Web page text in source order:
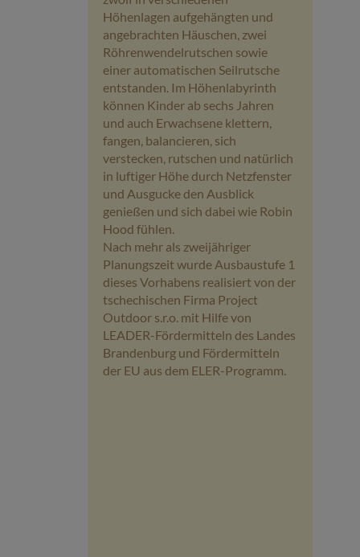
Höhenlagen aufgehängten und
angebrachten Häuschen, zwei
Röhrenwendelrutschen sowie
einer automatischen Seilrutsche
entstanden. Im Höhenlabyrinth
können Kinder ab sechs Jahren
und auch Erwachsene klettern,
fangen, balancieren, sich
verstecken, rutschen und natürlich
in luftiger Höhe durch Netzfenster
und Ausgucke den Ausblick
genießen und sich dabei wie Robin
Hood fühlen.
Nach mehr als zweijähriger
Planungszeit wurde Ausbaustufe 1
dieses Vorhabens realisiert von der
tschechischen Firma Project
Outdoor s.r.o. mit Hilfe von
LEADER-Fördermitteln des Landes
Brandenburg und Fördermitteln
der EU aus dem ELER-Programm.